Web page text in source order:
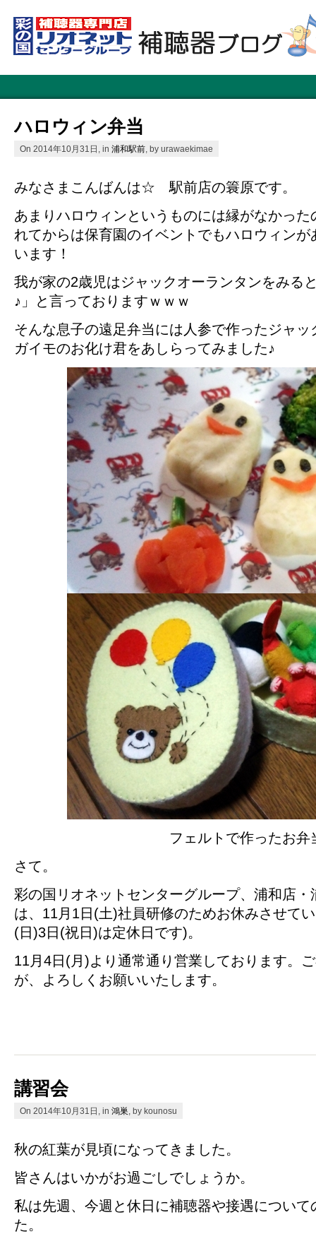
ハロウィン弁当
On 2014年10月31日, in 浦和駅前 , by urawaekimae
みなさまこんばんは☆ 駅前店の簑原です。
あまりハロウィンというものには縁がなかっ
れてからは保育園のイベントでもハロウィン
います！
我が家の2歳児はジャックオーランタンをみる
♪」と言っておりますｗｗｗ
そんな息子の遠足弁当には人参で作ったジャ
ガイモのお化け君をあしらってみました♪
フェルトで作ったお
さて。
彩の国リオネットセンターグループ、浦和店
は、11月1日(土)社員研修のためお休みさせて
(日)3日(祝日)は定休日です)。
11月4日(月)より通常通り営業しております。
が、よろしくお願いいたします。
講習会
On 2014年10月31日, in 鴻巣 , by kounosu
秋の紅葉が見頃になってきました。
皆さんはいかがお過ごしでしょうか。
私は先週、今週と休日に補聴器や接遇につい
た。